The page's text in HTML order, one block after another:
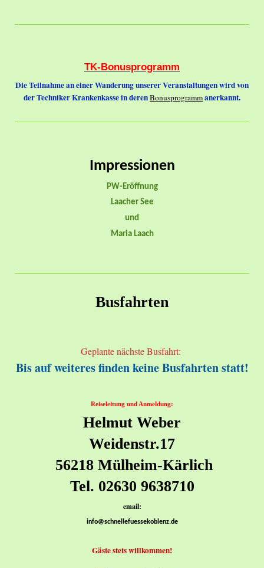
TK-Bonusprogramm
Die Teilnahme an einer Wanderung unserer Veranstaltungen wird von
der Techniker Krankenkasse in derenBonusprogrammanerkannt.
Impressionen
PW-Eröffnung
Laacher See
und
Maria Laach
Busfahrten
Geplante nächste Busfahrt:
Bis auf weiteres finden keine Busfahrten statt!
Reiseleitung und Anmeldung:
Helmut Weber
Weidenstr.17
56218 Mülheim-Kärlich
Tel. 02630 9638710
email:
info@schnellefuessekoblenz.de
Gäste stets willkommen!